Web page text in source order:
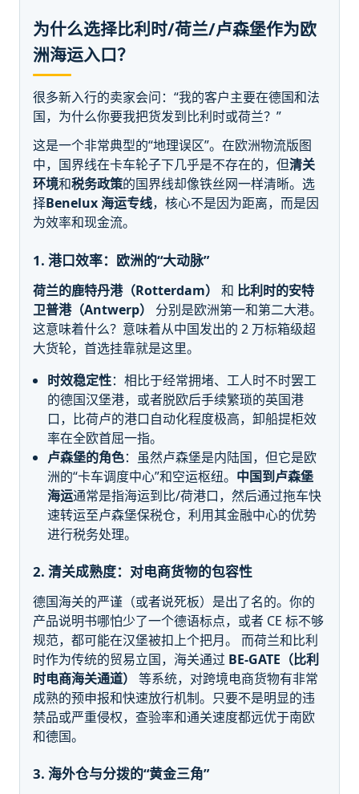
为什么选择比利时/荷兰/卢森堡作为欧
洲海运入口？
很多新入行的卖家会问：“我的客户主要在德国和法
国，为什么你要我把货发到比利时或荷兰？”
这是一个非常典型的“地理误区”。在欧洲物流版图
中，国界线在卡车轮子下几乎是不存在的，但清关
环境和税务政策的国界线却像铁丝网一样清晰。选
择Benelux 海运专线，核心不是因为距离，而是因
为效率和现金流。
1. 港口效率：欧洲的“大动脉”
荷兰的鹿特丹港（Rotterdam） 和 比利时的安特
卫普港（Antwerp）
分别是欧洲第一和第二大港。
这意味着什么？意味着从中国发出的 2 万标箱级超
大货轮，首选挂靠就是这里。
时效稳定性：相比于经常拥堵、工人时不时罢工
的德国汉堡港，或者脱欧后手续繁琐的英国港
口，比荷卢的港口自动化程度极高，卸船提柜效
率在全欧首屈一指。
卢森堡的角色：虽然卢森堡是内陆国，但它是欧
洲的“卡车调度中心”和空运枢纽。 中国到卢森堡
海运通常是指海运到比/荷港口，然后通过拖车快
速转运至卢森堡保税仓，利用其金融中心的优势
进行税务处理。
2. 清关成熟度：对电商货物的包容性
德国海关的严谨（或者说死板）是出了名的。你的
产品说明书哪怕少了一个德语标点，或者 CE 标不够
规范，都可能在汉堡被扣上个把月。 而荷兰和比利
时作为传统的贸易立国，海关通过 BE-GATE（比利
时电商海关通道）
等系统，对跨境电商货物有非常
成熟的预申报和快速放行机制。只要不是明显的违
禁品或严重侵权，查验率和通关速度都远优于南欧
和德国。
3. 海外仓与分拨的“黄金三角”